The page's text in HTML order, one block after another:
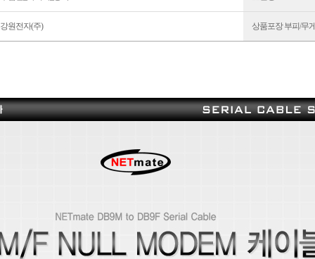
강원전자(주) 상품포장 부피/무게